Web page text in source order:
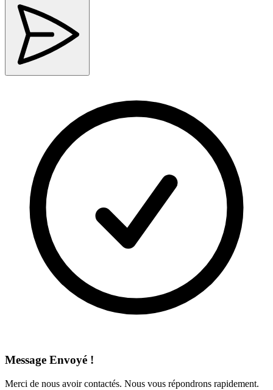
Message Envoyé !
Merci de nous avoir contactés. Nous vous répondrons rapidement.